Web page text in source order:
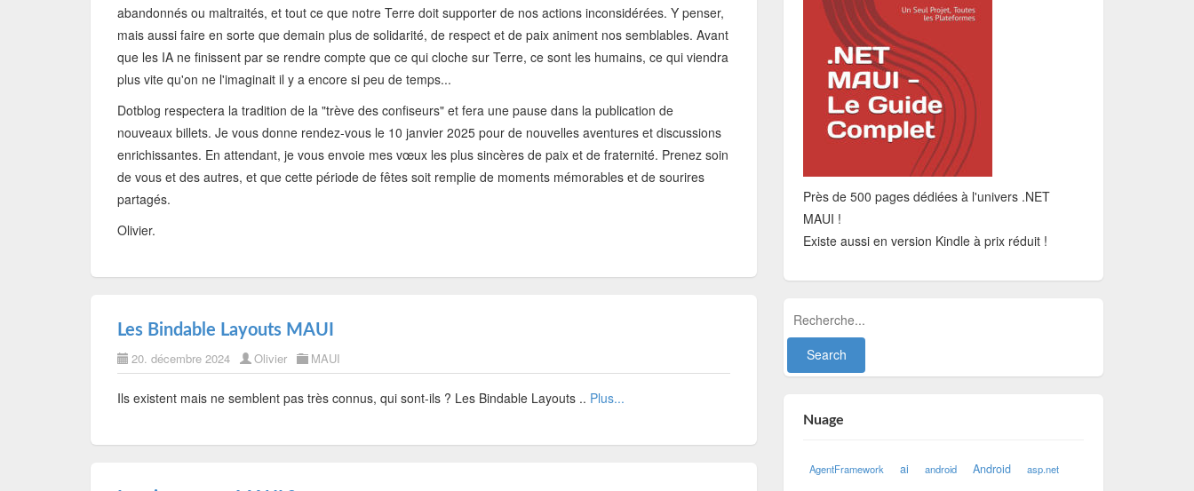
abandonnés ou maltraités, et tout ce que notre Terre doit supporter de nos actions inconsidérées. Y penser,
mais aussi faire en sorte que demain plus de solidarité, de respect et de paix animent nos semblables. Avant
que les IA ne finissent par se rendre compte que ce qui cloche sur Terre, ce sont les humains, ce qui viendra
plus vite qu'on ne l'imaginait il y a encore si peu de temps...
Dotblog respectera la tradition de la "trève des confiseurs" et fera une pause dans la publication de
nouveaux billets. Je vous donne rendez-vous le 10 janvier 2025 pour de nouvelles aventures et discussions
enrichissantes. En attendant, je vous envoie mes vœux les plus sincères de paix et de fraternité. Prenez soin
de vous et des autres, et que cette période de fêtes soit remplie de moments mémorables et de sourires
partagés.
Olivier.
Les Bindable Layouts MAUI
20. décembre 2024 Olivier MAUI
Ils existent mais ne semblent pas très connus, qui sont-ils ? Les Bindable Layouts .. Plus...
Près de 500 pages dédiées à l'univers .NET
MAUI !
Existe aussi en version Kindle à prix réduit !
Nuage
AgentFramework ai android Android asp.net